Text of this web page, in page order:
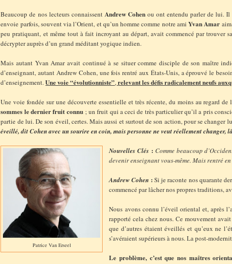
Beaucoup de nos lecteurs connaissent Andrew Cohenou ont entendu parler de lui. Il
envoie parfois, souvent via l’Orient, et qu’un homme comme notre amiYvan Amar
peu pratiquant, et même tout à fait incroyant au départ, avait commencé par trouver
décrypter auprès d’un grand méditant yogique indien.
Mais autant Yvan Amar avait continué à se situer comme disciple de son maître
d’enseignant, autant Andrew Cohen, une fois rentré aux États-Unis, a éprouvé le
d’enseignement.Une voie “évolutionniste”,relevant les défis radicalement neufs
Une voie fondée sur une découverte essentielle et très récente, du moins au regard
sommes le dernier fruit connu; un fruit qui a ceci de très particulier qu’il a pris
partie de lui. De son éveil, certes. Mais aussi et surtout de son action, pour se changer
éveillé, dit Cohen avec un sourire en coin, mais personne ne veut réellement changer,
Patrice Van Erseel
Nouvelles Clés : Comme beaucoup
devenir enseignant vous-même. Mais rentré
Andrew Cohen : Si je raconte nos quarante
commencé par lâcher nos propres traditions,
Nous avons connu l’éveil oriental et, après
rapporté cela chez nous. Ce mouvement
que d’autres étaient éveillés et qu’eux ne
s’avéraient supérieurs à nous. La post-
Le problème, c’est que nos maîtres